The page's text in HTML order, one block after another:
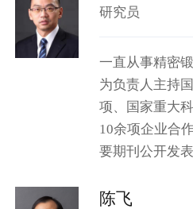
项，参与制修订
研究员
一直从事精密
为负责人主持
项、国家重大
10余项企业合
要期刊公开发
陈飞